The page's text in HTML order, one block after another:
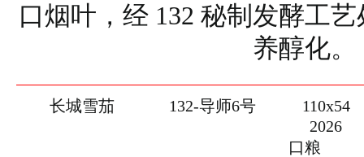
口烟叶，经 132 秘制发酵工
养醇化。
长城雪茄 132-导师6号
110x54
2026
口粮